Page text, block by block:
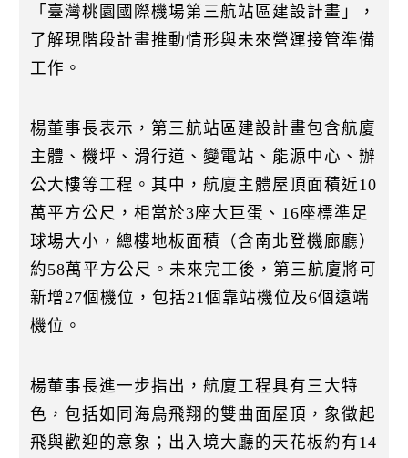
「臺灣桃園國際機場第三航站區建設計畫」，
了解現階段計畫推動情形與未來營運接管準備
工作。
楊董事長表示，第三航站區建設計畫包含航廈
主體、機坪、滑行道、變電站、能源中心、辦
公大樓等工程。其中，航廈主體屋頂面積近10
萬平方公尺，相當於3座大巨蛋、16座標準足
球場大小，總樓地板面積（含南北登機廊廳）
約58萬平方公尺。未來完工後，第三航廈將可
新增27個機位，包括21個靠站機位及6個遠端
機位。
楊董事長進一步指出，航廈工程具有三大特
色，包括如同海鳥飛翔的雙曲面屋頂，象徵起
飛與歡迎的意象；出入境大廳的天花板約有14